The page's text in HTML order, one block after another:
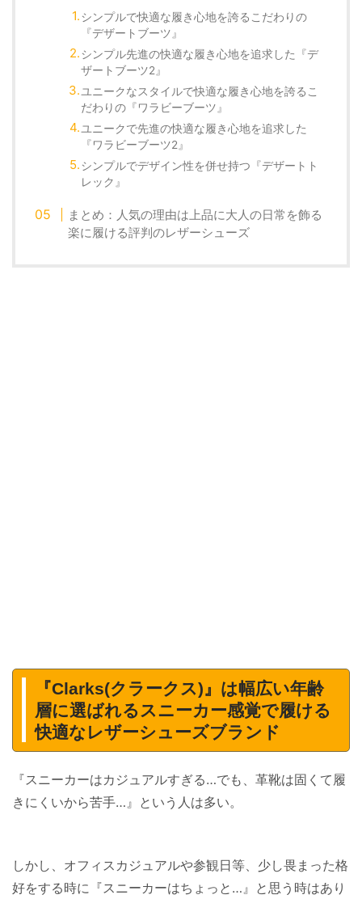
シンプルで快適な履き心地を誇るこだわりの
『デザートブーツ』
シンプル先進の快適な履き心地を追求した『デ
ザートブーツ2』
ユニークなスタイルで快適な履き心地を誇るこ
だわりの『ワラビーブーツ』
ユニークで先進の快適な履き心地を追求した
『ワラビーブーツ2』
シンプルでデザイン性を併せ持つ『デザートト
レック』
まとめ：人気の理由は上品に大人の日常を飾る
楽に履ける評判のレザーシューズ
『Clarks(クラークス)』は幅広い年齢
層に選ばれるスニーカー感覚で履ける
快適なレザーシューズブランド
『スニーカーはカジュアルすぎる…でも、革靴は固くて履
きにくいから苦手…』という人は多い。
しかし、オフィスカジュアルや参観日等、少し畏まった格
好をする時に『スニーカーはちょっと…』と思う時はあり